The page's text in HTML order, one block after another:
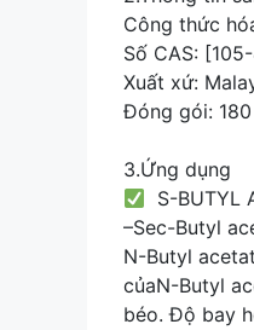
Công thức
Số CAS:
Xuất xứ:
Đóng gói:
3.Ứng dụng
S-BUTYL
–Sec-Butyl
N-Butyl
củaN-Butyl
béo. Độ bay